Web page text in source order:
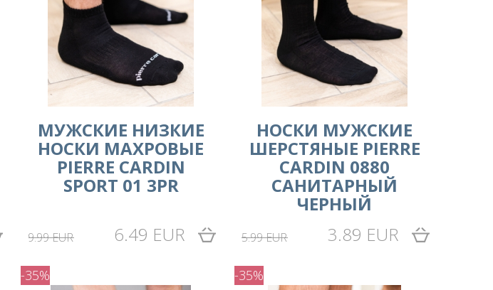
МУЖСКИЕ НИЗКИЕ
НОСКИ МАХРОВЫЕ
PIERRE CARDIN
SPORT 01 3PR
9.99 EUR 6.49 EUR
НОСКИ МУЖСКИЕ
ШЕРСТЯНЫЕ PIERRE
CARDIN 0880
САНИТАРНЫЙ
ЧЕРНЫЙ
5.99 EUR 3.89 EUR
-35% -35%